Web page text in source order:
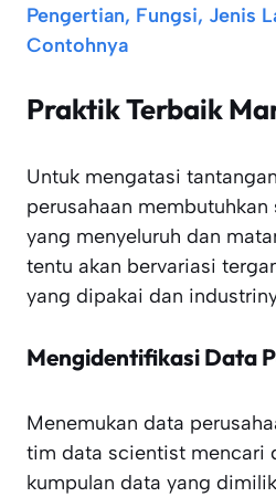
Pengertian, Fungsi, Jenis
Contohnya
Praktik Terbaik
Untuk mengatasi
perusahaan
yang menyeluruh dan
tentu akan bervariasi
yang dipakai dan
Mengidentifikasi Data
Menemukan data
tim data scientist mencari
kumpulan data yang